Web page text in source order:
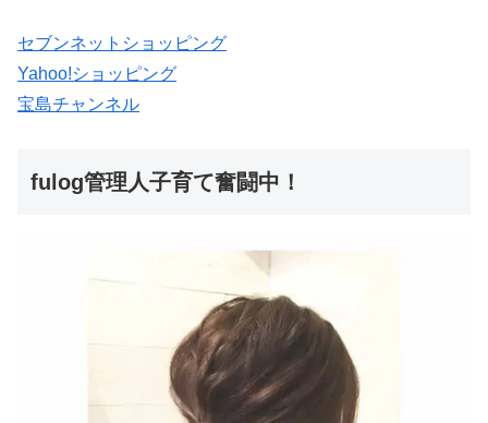
セブンネットショッピング
Yahoo!ショッピング
宝島チャンネル
fulog管理人子育て奮闘中！